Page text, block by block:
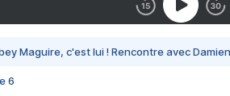
Maguire, c'est lui ! Rencontre avec
6